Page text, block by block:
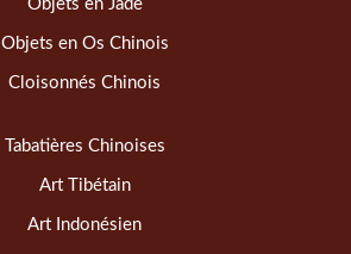
Objets en Jade
Objets en Os Chinois
Cloisonnés Chinois
Tabatières Chinoises
Art Tibétain
Art Indonésien